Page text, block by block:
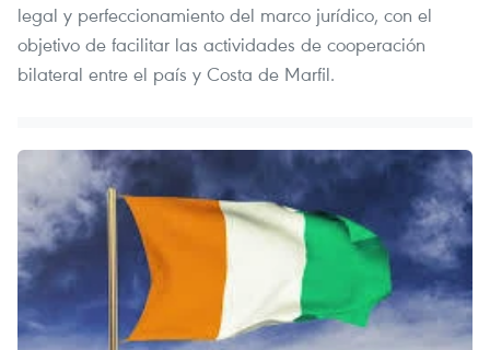
legal y perfeccionamiento del marco jurídico, con el
objetivo de facilitar las actividades de cooperación
bilateral entre el país y Costa de Marfil.